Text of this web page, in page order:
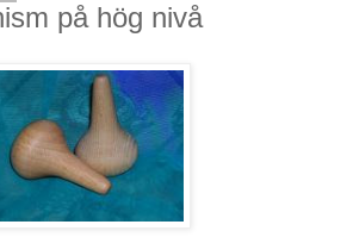
på hög nivå